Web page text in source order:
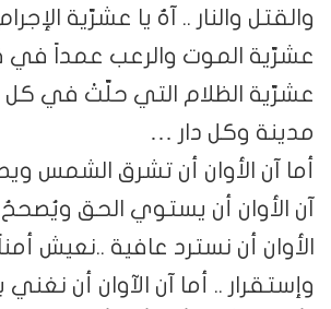
والقتل والنار .. آهٌ يا عشرّية
عشرّية الموت والرعب عمداً في
عشرّية الظلام التي حلّتْ في
مدينة وكل دار …
أما آن الأوان أن تشرق الشمس
آن الأوان أن يستوي الحق ويُصححُ
الأوان أن نسترد عافية ..نعيش أمناً
وإستقرار .. أما آن الآوان أن نغني